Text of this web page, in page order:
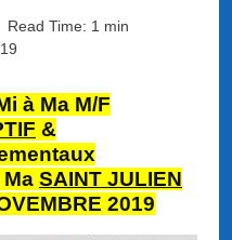
Read Time: 1 min
à Ma M/F
&
Ma SAINT JULIEN
2019